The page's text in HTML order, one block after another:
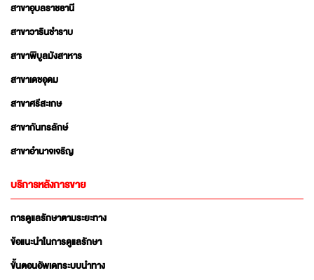
สาขาอุบลราชธานี
สาขาวารินชำราบ
สาขาพิบูลมังสาหาร
สาขาเดชอุดม
สาขาศรีสะเกษ
สาขากันทรลักษ์
สาขาอำนาจเจริญ
บริการหลังการขาย
การดูแลรักษาตามระยะทาง
ข้อแนะนำในการดูแลรักษา
ขั้นตอนอัพเดทระบบนำทาง